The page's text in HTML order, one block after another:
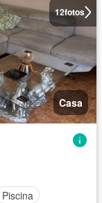
12fotos
Casa
Piscina